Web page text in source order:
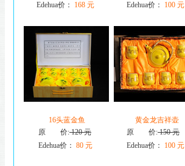
Edehua价：
168 元
Edehua价：
100 元
16头蓝金鱼
原 价:120 元
Edehua价： 80 元
黄金龙吉祥壶
原 价:150 元
Edehua价：
100 元